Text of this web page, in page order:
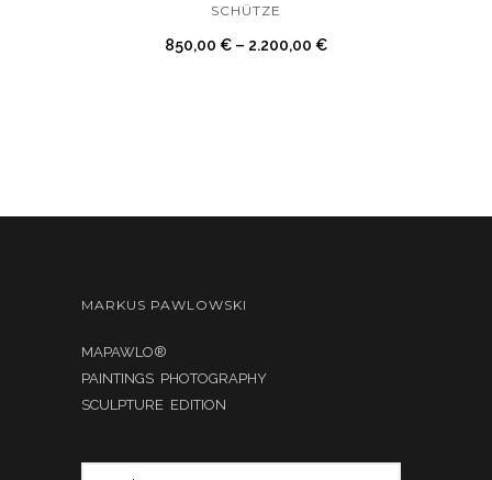
SCHÜTZE
850,00 € – 2.200,00 €
MARKUS PAWLOWSKI
MAPAWLO®
PAINTINGS PHOTOGRAPHY
SCULPTURE EDITION